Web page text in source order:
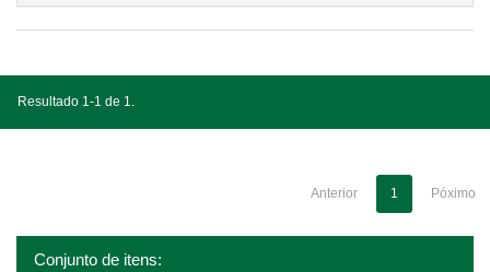
Resultado 1-1 de 1.
Anterior 1 Póximo
Conjunto de itens: